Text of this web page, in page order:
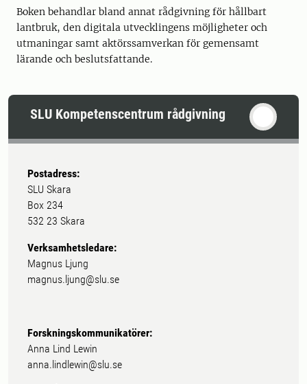
Boken behandlar bland annat rådgivning för hållbart
lantbruk, den digitala utvecklingens möjligheter och
utmaningar samt aktörssamverkan för gemensamt
lärande och beslutsfattande.
SLU Kompetenscentrum rådgivning
Postadress:
SLU Skara
Box 234
532 23 Skara
Verksamhetsledare:
Magnus Ljung
magnus.ljung@slu.se
Forskningskommunikatörer:
Anna Lind Lewin
anna.lindlewin@slu.se